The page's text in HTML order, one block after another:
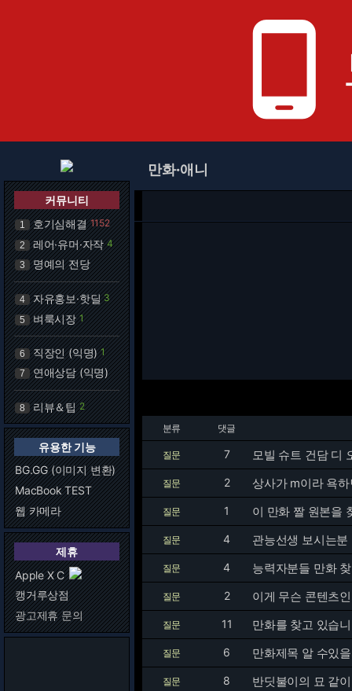
phone_android
커뮤니티
1 호기심해결 1152
2 레어·유머·자작 4
3 명예의 전당
4 자유홍보·핫딜 3
5 벼룩시장 1
6 직장인 (익명) 1
7 연애상담 (익명)
8 리뷰＆팁 2
유용한 기능
BG.GG (이미지 변환)
MacBook TEST
웹 카메라
제휴
Apple X C
캥거루상점
광고제휴 문의
만화·애니
분류 댓글
질문 7 모빌 슈트 건담 디
질문 2 상사가 m이라 욕
질문 1 이 만화 짤 원본을
질문 4 관능선생 보시는
질문 4 능력자분들 만화
질문 2 이게 무슨 콘텐츠
질문 11 만화를 찾고 있습
질문 6 만화제목 알 수있
질문 8 반딧불이의 묘 같